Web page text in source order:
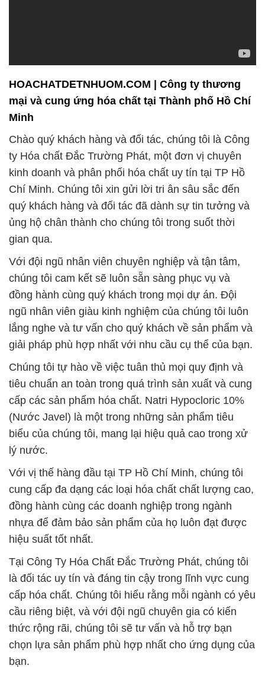
HOACHATDETNHUOM.COM | Công ty thương
mại và cung ứng hóa chất tại Thành phố Hồ Chí
Minh
Chào quý khách hàng và đối tác, chúng tôi là Công
ty Hóa chất Đắc Trường Phát, một đơn vị chuyên
kinh doanh và phân phối hóa chất uy tín tại TP Hồ
Chí Minh. Chúng tôi xin gửi lời tri ân sâu sắc đến
quý khách hàng và đối tác đã dành sự tin tưởng và
ủng hộ chân thành cho chúng tôi trong suốt thời
gian qua.
Với đội ngũ nhân viên chuyên nghiệp và tận tâm,
chúng tôi cam kết sẽ luôn sẵn sàng phục vụ và
đồng hành cùng quý khách trong mọi dự án. Đội
ngũ nhân viên giàu kinh nghiệm của chúng tôi luôn
lắng nghe và tư vấn cho quý khách về sản phẩm và
giải pháp phù hợp nhất với nhu cầu cụ thể của bạn.
Chúng tôi tự hào về việc tuân thủ mọi quy định và
tiêu chuẩn an toàn trong quá trình sản xuất và cung
cấp các sản phẩm hóa chất. Natri Hypocloric 10%
(Nước Javel) là một trong những sản phẩm tiêu
biểu của chúng tôi, mang lại hiệu quả cao trong xử
lý nước.
Với vị thế hàng đầu tại TP Hồ Chí Minh, chúng tôi
cung cấp đa dạng các loại hóa chất chất lượng cao,
đồng hành cùng các doanh nghiệp trong ngành
nhựa để đảm bảo sản phẩm của họ luôn đạt được
hiệu suất tốt nhất.
Tại Công Ty Hóa Chất Đắc Trường Phát, chúng tôi
là đối tác uy tín và đáng tin cậy trong lĩnh vực cung
cấp hóa chất. Chúng tôi hiểu rằng mỗi ngành có yêu
cầu riêng biệt, và với đội ngũ chuyên gia có kiến
thức rộng rãi, chúng tôi sẽ tư vấn và hỗ trợ bạn
chọn lựa sản phẩm phù hợp nhất cho ứng dụng của
bạn.